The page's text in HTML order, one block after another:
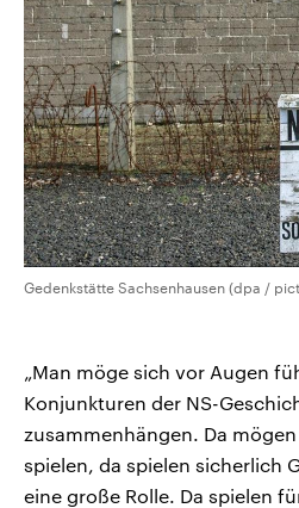
Gedenkstätte Sachsenhausen (dpa /
„Man möge sich vor Augen
Konjunkturen der NS-
zusammenhängen. Da
spielen, da spielen sicherlich
eine große Rolle. Da spielen